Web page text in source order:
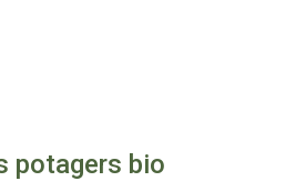
potagers bio